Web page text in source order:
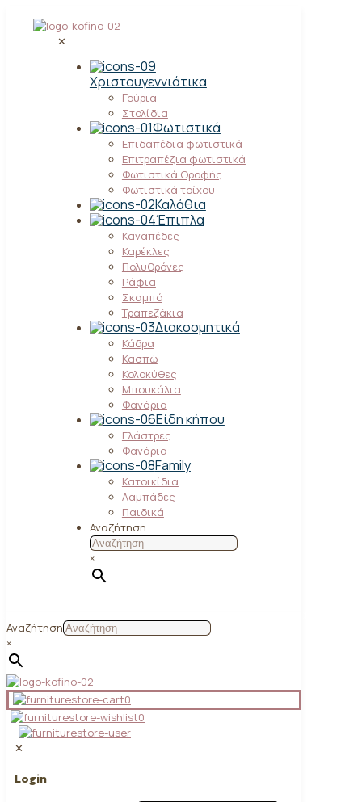
✕
Χριστουγεννιάτικα
Γούρια
Στολίδια
Φωτιστικά
Επιδαπέδια φωτιστικά
Επιτραπέζια φωτιστικά
Φωτιστικά Οροφής
Φωτιστικά τοίχου
Καλάθια
Έπιπλα
Καναπέδες
Καρέκλες
Πολυθρόνες
Ράφια
Σκαμπό
Τραπεζάκια
Διακοσμητικά
Κάδρα
Κασπώ
Κολοκύθες
Μπουκάλια
Φανάρια
Είδη κήπου
Γλάστρες
Φανάρια
Family
Κατοικίδια
Λαμπάδες
Παιδικά
Αναζήτηση
×
Αναζήτηση
×
0
0
✕
Login